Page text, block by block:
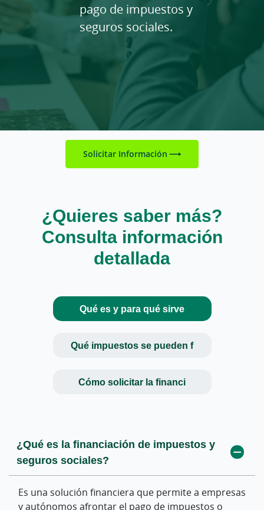
pago de impuestos y
seguros sociales.
Solicitar Información
¿Quieres saber más?
Consulta información
detallada
Qué es y para qué sirve
Qué impuestos se pueden f
Cómo solicitar la financi
¿Qué es la financiación de impuestos y
seguros sociales?
Es una solución financiera que permite a empresas
y autónomos afrontar el pago de impuestos o
¿Qué impuestos se pueden financiar con
este servicio?
Dependiendo de las condiciones del producto, se
pueden financiar obligaciones fiscales como el IVA,
¿Cómo puedo solicitar la financiación de
impuestos?
Puedes solicitar información a través de tu oficina
o gestor especializado. La entidad estudiará tu